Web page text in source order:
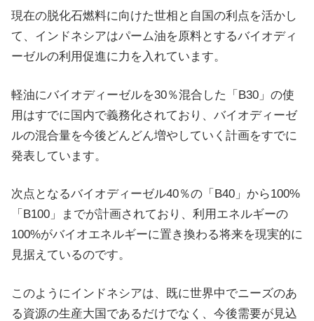
現在の脱化石燃料に向けた世相と自国の利点を活かし
て、インドネシアはパーム油を原料とするバイオディ
ーゼルの利用促進に力を入れています。
軽油にバイオディーゼルを30％混合した「B30」の使
用はすでに国内で義務化されており、バイオディーゼ
ルの混合量を今後どんどん増やしていく計画をすでに
発表しています。
次点となるバイオディーゼル40％の「B40」から100%
「B100」までが計画されており、利用エネルギーの
100%がバイオエネルギーに置き換わる将来を現実的に
見据えているのです。
このようにインドネシアは、既に世界中でニーズのあ
る資源の生産大国であるだけでなく、今後需要が見込